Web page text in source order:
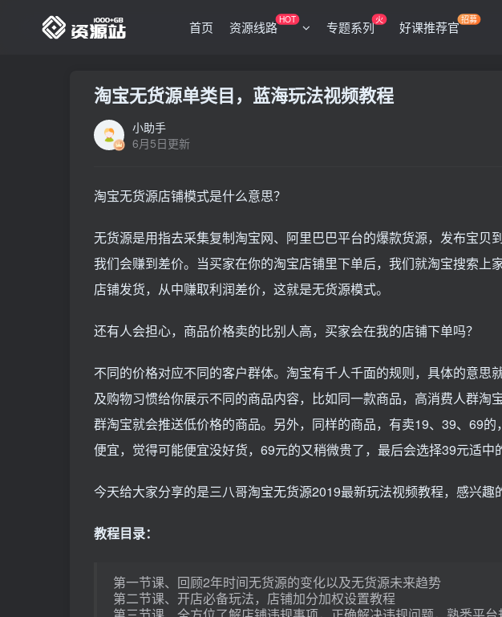
首页 资源线路HOT 专题系列火 好课推荐官招募
淘宝无货源单类目，蓝海玩法视频教程
小助手
6月5日更新
淘宝无货源店铺模式是什么意思？
无货源是用指去采集复制淘宝网、阿里巴巴平台的爆款货源，发布宝贝
我们会赚到差价。当买家在你的淘宝店铺里下单后，我们就淘宝搜索上
店铺发货，从中赚取利润差价，这就是无货源模式。
还有人会担心，商品价格卖的比别人高，买家会在我的店铺下单吗？
不同的价格对应不同的客户群体。淘宝有千人千面的规则，具体的意思
及购物习惯给你展示不同的商品内容，比如同一款商品，高消费人群淘
群淘宝就会推送低价格的商品。另外，同样的商品，有卖19、39、69
便宜，觉得可能便宜没好货，69元的又稍微贵了，最后会选择39元适中
今天给大家分享的是三八哥淘宝无货源2019最新玩法视频教程，感兴趣
教程目录：
第一节课、回顾2年时间无货源的变化以及无货源未来趋势
第二节课、开店必备玩法，店铺加分加权设置教程